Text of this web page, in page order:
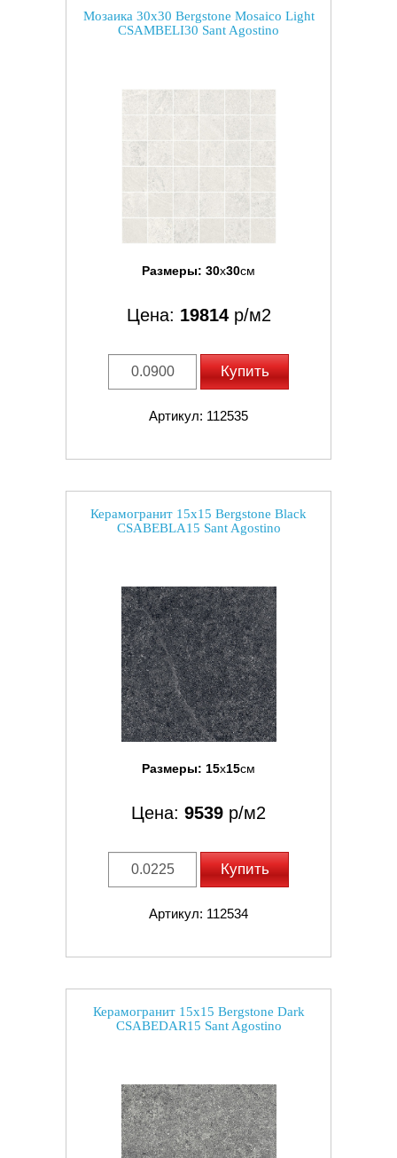
Мозаика 30x30 Bergstone Mosaico Light
CSAMBELI30 Sant Agostino
Размеры: 30x30см
Цена: 19814р/м2
Купить
Артикул: 112535
Керамогранит 15x15 Bergstone Black
CSABEBLA15 Sant Agostino
Размеры: 15x15см
Цена: 9539 р/м2
Купить
Артикул: 112534
Керамогранит 15x15 Bergstone Dark
CSABEDAR15 Sant Agostino